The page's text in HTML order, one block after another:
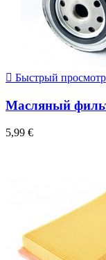
 Быстрый просмотр
Масляный
5,99 €